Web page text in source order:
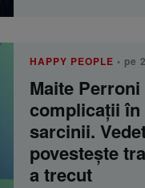
HAPPY PEOPLE • pe
Maite
complicații
sarcinii.
povestește
a trecut